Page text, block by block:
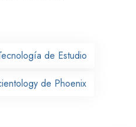
de Estudio
de Phoenix